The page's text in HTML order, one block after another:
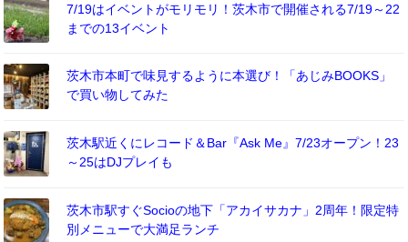
7/19はイベントがモリモリ！茨木市で開催される7/19～22
までの13イベント
茨木市本町で味見するように本選び！「あじみBOOKS」
で買い物してみた
茨木駅近くにレコード＆Bar『Ask Me』7/23オープン！23
～25はDJプレイも
茨木市駅すぐSocioの地下「アカイサカナ」2周年！限定特
別メニューで大満足ランチ